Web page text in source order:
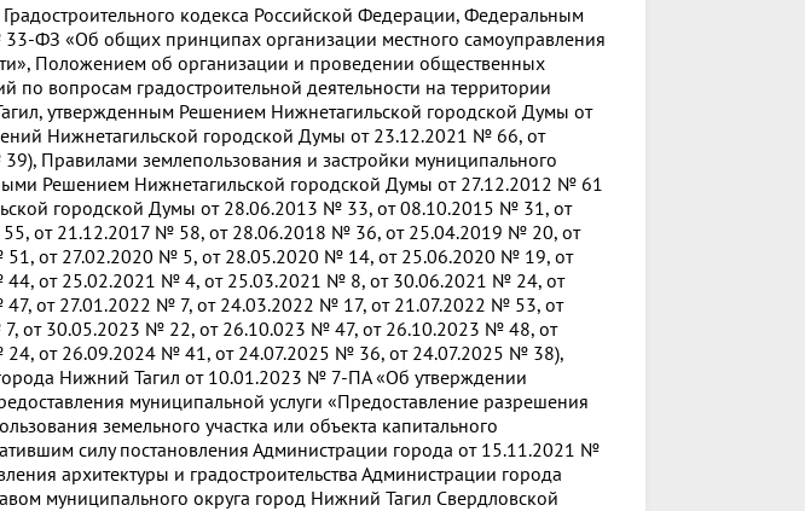
Градостроительного кодекса Российской Федерации, Федеральным
ФЗ «Об общих принципах организации местного самоуправления
Положением об организации и проведении общественных
вопросам градостроительной деятельности на территории
утвержденным Решением Нижнетагильской городской Думы от
Нижнетагильской городской Думы от 23.12.2021 № 66, от
Правилами землепользования и застройки муниципального
Решением Нижнетагильской городской Думы от 27.12.2012 № 61
городской Думы от 28.06.2013 № 33, от 08.10.2015 № 31, от
от 21.12.2017 № 58, от 28.06.2018 № 36, от 25.04.2019 № 20, от
от 27.02.2020 № 5, от 28.05.2020 № 14, от 25.06.2020 № 19, от
от 25.02.2021 № 4, от 25.03.2021 № 8, от 30.06.2021 № 24, от
от 27.01.2022 № 7, от 24.03.2022 № 17, от 21.07.2022 № 53, от
от 30.05.2023 № 22, от 26.10.023 № 47, от 26.10.2023 № 48, от
от 26.09.2024 № 41, от 24.07.2025 № 36, от 24.07.2025 № 38),
Нижний Тагил от 10.01.2023 № 7-ПА «Об утверждении
муниципальной услуги «Предоставление разрешения
земельного участка или объекта капитального
силу постановления Администрации города от 15.11.2021 №
архитектуры и градостроительства Администрации города
муниципального округа город Нижний Тагил Свердловской